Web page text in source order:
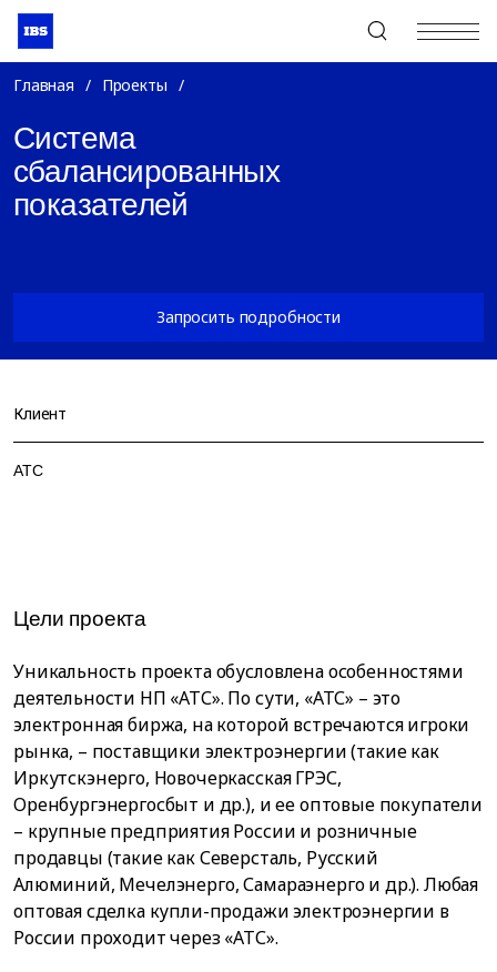
+7 (495) 967-80-80
Главная / Проекты /
Система
сбалансированных
показателей
Запросить подробности
Клиент
АТС
Цели проекта
Уникальность проекта обусловлена особенностями
деятельности НП «АТС». По сути, «АТС» – это
электронная биржа, на которой встречаются игроки
рынка, – поставщики электроэнергии (такие как
Иркутскэнерго, Новочеркасская ГРЭС,
Оренбургэнергосбыт и др.), и ее оптовые покупатели
– крупные предприятия России и розничные
продавцы (такие как Северсталь, Русский
Алюминий, Мечелэнерго, Самараэнерго и др.). Любая
оптовая сделка купли-продажи электроэнергии в
России проходит через «АТС».